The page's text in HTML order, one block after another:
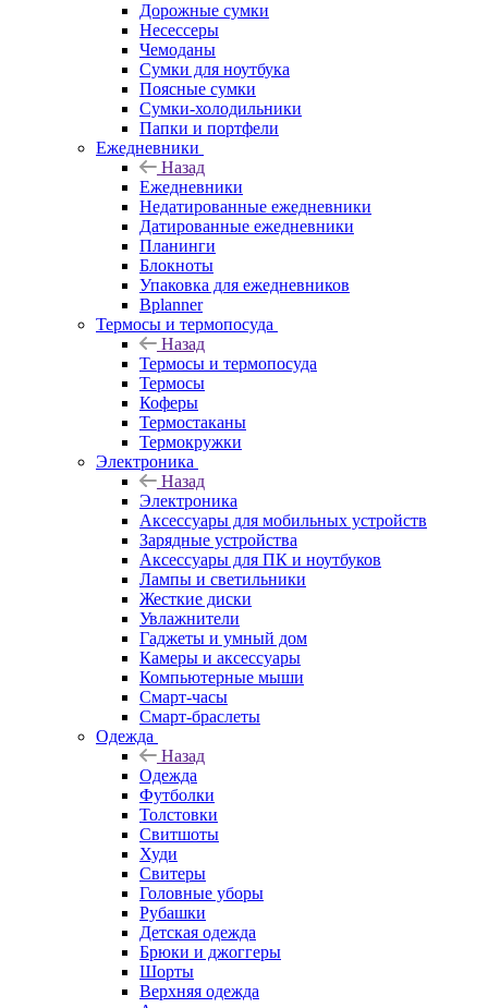
Дорожные сумки
Несессеры
Чемоданы
Сумки для ноутбука
Поясные сумки
Сумки-холодильники
Папки и портфели
Ежедневники
Назад
Ежедневники
Недатированные ежедневники
Датированные ежедневники
Планинги
Блокноты
Упаковка для ежедневников
Bplanner
Термосы и термопосуда
Назад
Термосы и термопосуда
Термосы
Коферы
Термостаканы
Термокружки
Электроника
Назад
Электроника
Аксессуары для мобильных устройств
Зарядные устройства
Аксессуары для ПК и ноутбуков
Лампы и светильники
Жесткие диски
Увлажнители
Гаджеты и умный дом
Камеры и аксессуары
Компьютерные мыши
Смарт-часы
Смарт-браслеты
Одежда
Назад
Одежда
Футболки
Толстовки
Свитшоты
Худи
Свитеры
Головные уборы
Рубашки
Детская одежда
Брюки и джоггеры
Шорты
Верхняя одежда